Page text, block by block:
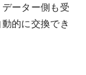
ーター側も受
的に交換でき